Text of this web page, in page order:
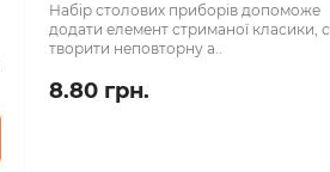
Набір столових приборів допоможе
додати елемент стриманої класики, с
творити неповторну а..
8.80 грн.